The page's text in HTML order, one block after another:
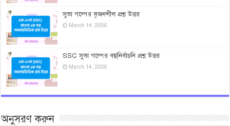
সুভা গল্পের সৃজনশীল প্রশ্ন উত্তর
March 14, 2026
SSC সুভা গল্পের বহুনির্বাচনি প্রশ্ন উত্তর
March 14, 2026
অনুসরণ করুন